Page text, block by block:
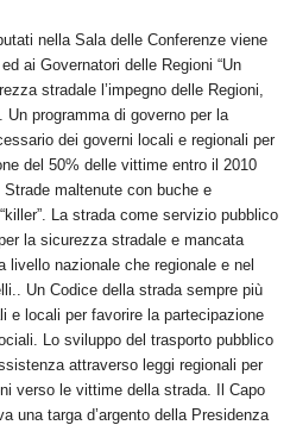
nella Sala delle Conferenze viene
ai Governatori delle Regioni “Un
stradale l’impegno delle Regioni,
programma di governo per la
dei governi locali e regionali per
del 50% delle vittime entro il 2010
maltenute con buche e
La strada come servizio pubblico
la sicurezza stradale e mancata
livello nazionale che regionale e nel
Un Codice della strada sempre più
e locali per favorire la partecipazione
Lo sviluppo del trasporto pubblico
attraverso leggi regionali per
verso le vittime della strada. Il Capo
una targa d’argento della Presidenza